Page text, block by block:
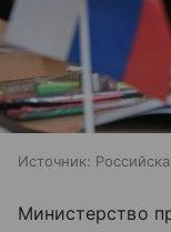
Источник:
Министерство